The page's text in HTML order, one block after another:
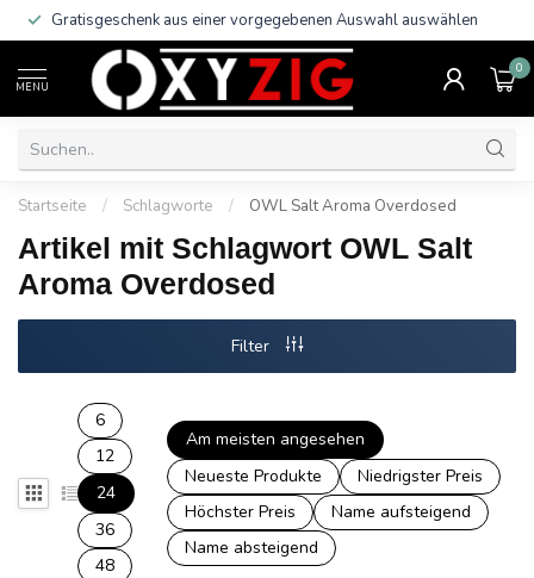
Gratisgeschenk aus einer vorgegebenen Auswahl auswählen
MENU
0
Startseite / Schlagworte / OWL Salt Aroma Overdosed
Artikel mit Schlagwort OWL Salt
Aroma Overdosed
Filter
6
12
24
36
48
Am meisten angesehen
Neueste Produkte
Niedrigster Preis
Höchster Preis
Name aufsteigend
Name absteigend